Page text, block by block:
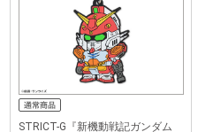
STRICT-G『新機動戦記ガンダム